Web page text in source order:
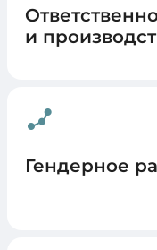
и
Гендерное